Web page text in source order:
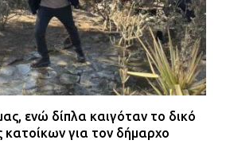
ενώ δίπλα καιγόταν το δικό
κατοίκων για τον δήμαρχο